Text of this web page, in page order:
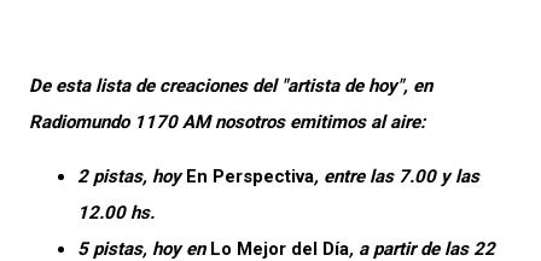
De esta lista de creaciones del "artista de hoy", en
Radiomundo 1170 AM nosotros emitimos al aire:
2 pistas, hoyEn Perspectiva, entre las 7.00 y las
12.00 hs.
5 pistas, hoy en Lo Mejor del Día, a partir de las 22